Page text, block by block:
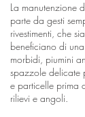
La manutenzione
parte da gesti
rivestimenti, che
beneficiano di una
morbidi, piumini
spazzole delicate
e particelle prima
rilievi e angoli.